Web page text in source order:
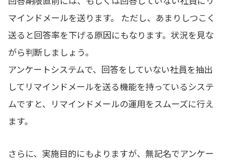
マインドメールを送ります。 ただし、あまりしつこく
送ると回答率を下げる原因にもなります。状況を見な
がら判断しましょう。
アンケートシステムで、回答をしていない社員を抽出
してリマインドメールを送る機能を持っているシステ
ムですと、リマインドメールの運用をスムーズに行え
ます。
さらに、実施目的にもよりますが、無記名でアンケー